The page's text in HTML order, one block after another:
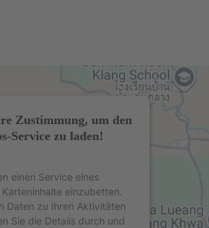
Zustimmung, um den
Service zu laden!
einen Service eines
einzubetten.
Daten zu Ihren Aktivitäten
Sie die Details durch und